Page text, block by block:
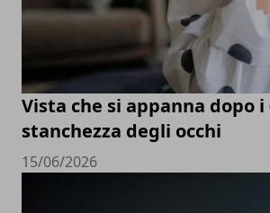
Vista che si appanna dopo
stanchezza degli occhi
15/06/2026